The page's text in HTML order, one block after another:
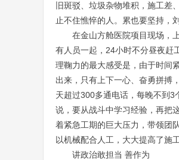
旧斑驳、垃圾杂物堆积，施工差
止不住憔悴的人。累也要坚持，
在金山方舱医院项目现场，
有人员一起，24小时不分昼夜赶
理鞠力的最大感受是，由于时间
出来，只有上下一心、奋勇拼搏
天超过300多通电话，每晚不到
说，要从战斗中学习经验，再把
着紧急工期的巨大压力，带领团
以机械配合人工，大大提高了施
讲政治敢担当 善作为